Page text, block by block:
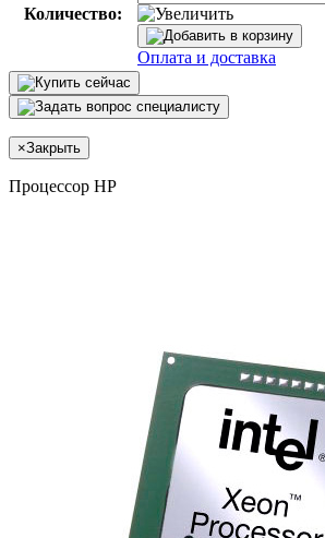
Количество:
Оплата и доставка
×Закрыть
Процессор HP